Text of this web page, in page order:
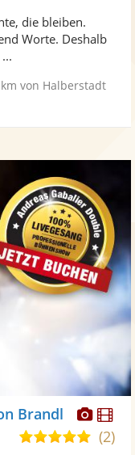
5
die bleiben.
Worte. Deshalb
von Halberstadt
Brandl
5,0(2)